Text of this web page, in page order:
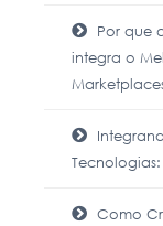
Por que
integra o
Como